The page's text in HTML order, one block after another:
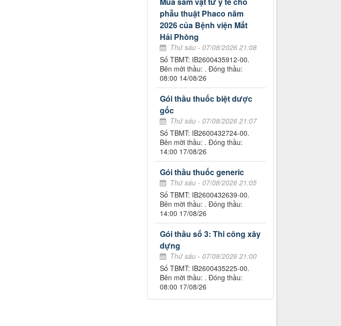
phẫu thuật Phaco năm
2026 của Bệnh viện Mắt
Hải Phòng
Thứ sáu - 07/08/2026 21:08
Số TBMT: IB2600435912-00.
Bên mời thầu: . Đóng thầu:
08:00 14/08/26
Gói thầu thuốc biệt dược
gốc
Thứ sáu - 07/08/2026 21:07
Số TBMT: IB2600432724-00.
Bên mời thầu: . Đóng thầu:
14:00 17/08/26
Gói thầu thuốc generic
Thứ sáu - 07/08/2026 21:05
Số TBMT: IB2600432639-00.
Bên mời thầu: . Đóng thầu:
14:00 17/08/26
Gói thầu số 3: Thi công xây
dựng
Thứ sáu - 07/08/2026 21:00
Số TBMT: IB2600435225-00.
Bên mời thầu: . Đóng thầu:
08:00 17/08/26